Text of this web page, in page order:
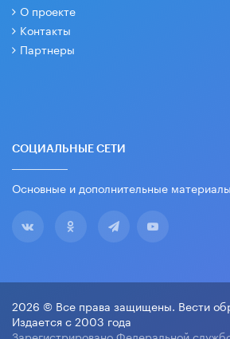
О проекте
Контакты
Партнеры
СОЦИАЛЬНЫЕ СЕТИ
Основные и дополнительные
2026 © Все права защищены. Вести
Издается с 2003 года